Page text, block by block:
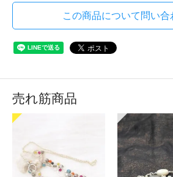
この商品について問い合
売れ筋商品